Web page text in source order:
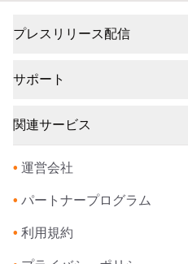
プレスリリース配信
サポート
関連サービス
• 運営会社
• パートナープログラム
• 利用規約